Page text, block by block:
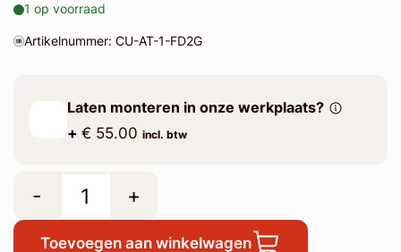
1 op voorraad
Artikelnummer: CU-AT-1-FD2G
Laten monteren in onze werkplaats?
+ € 55.00 incl. btw
- +
Toevoegen aan winkelwagen